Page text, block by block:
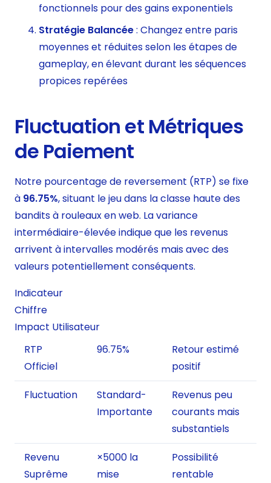
fonctionnels pour des gains exponentiels
Stratégie Balancée: Changez entre paris
moyennes et réduites selon les étapes de
gameplay, en élevant durant les séquences
propices repérées
Fluctuation et Métriques
de Paiement
Notre pourcentage de reversement (RTP) se fixe
à 96.75%, situant le jeu dans la classe haute des
bandits à rouleaux en web. La variance
intermédiaire-élevée indique que les revenus
arrivent à intervalles modérés mais avec des
valeurs potentiellement conséquents.
Indicateur
Chiffre
Impact Utilisateur
RTP
Officiel
96.75%
Retour estimé
positif
Fluctuation
Standard-
Importante
Revenus peu
courants mais
substantiels
Revenu
Suprême
×5000 la
mise
Possibilité
rentable